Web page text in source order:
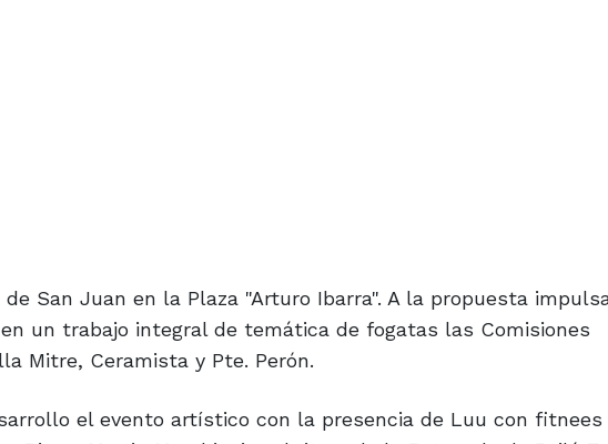
San Juan en la Plaza "Arturo Ibarra". A la propuesta
un trabajo integral de temática de fogatas las Comisiones